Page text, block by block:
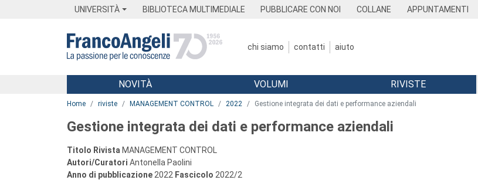
UNIVERSITÀ BIBLIOTECA MULTIMEDIALE PUBBLICARE CON NOI COLLANE APPUNTAMENTI
chi siamo contatti aiuto
Menu
NOVITÀ VOLUMI RIVISTE
Home riviste MANAGEMENT CONTROL 2022 Gestione integrata dei dati e performance aziendali
Gestione integrata dei dati e performance aziendali
Titolo Rivista MANAGEMENT CONTROL
Autori/Curatori Antonella Paolini
Anno di pubblicazione 2022 Fascicolo 2022/2